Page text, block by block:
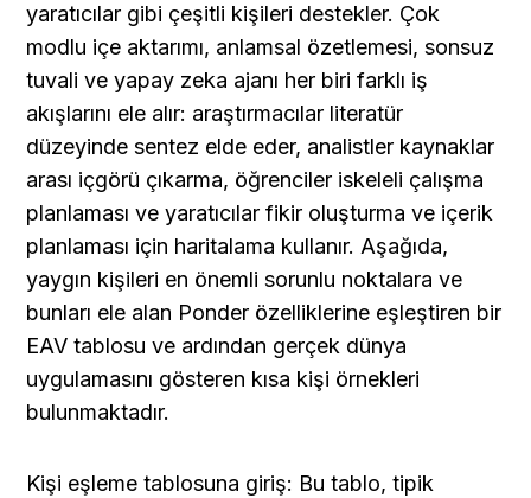
yaratıcılar gibi çeşitli kişileri destekler. Çok
modlu içe aktarımı, anlamsal özetlemesi, sonsuz
tuvali ve yapay zeka ajanı her biri farklı iş
akışlarını ele alır: araştırmacılar literatür
düzeyinde sentez elde eder, analistler kaynaklar
arası içgörü çıkarma, öğrenciler iskeleli çalışma
planlaması ve yaratıcılar fikir oluşturma ve içerik
planlaması için haritalama kullanır. Aşağıda,
yaygın kişileri en önemli sorunlu noktalara ve
bunları ele alan Ponder özelliklerine eşleştiren bir
EAV tablosu ve ardından gerçek dünya
uygulamasını gösteren kısa kişi örnekleri
bulunmaktadır.
Kişi eşleme tablosuna giriş: Bu tablo, tipik